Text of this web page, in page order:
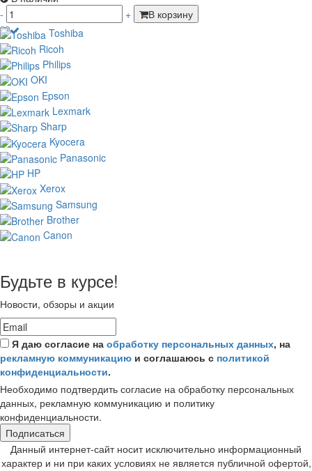
-
+
В корзину
Toshiba
Ricoh
Philips
OKI
Epson
Lexmark
Sharp
Kyocera
Panasonic
HP
Xerox
Samsung
Brother
Canon
Будьте в курсе!
Новости, обзоры и акции
Я даю согласие на обработку персональных данных, на
рекламную коммуникацию и соглашаюсь с политикой
конфиденциальности.
Необходимо подтвердить согласие на обработку персональных
данных, рекламную коммуникацию и политику
конфиденциальности.
Подписаться
Данный интернет-сайт носит исключительно информационный
характер и ни при каких условиях не является публичной офертой,